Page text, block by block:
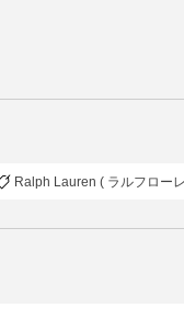
Ralph Lauren ( ラルフロー